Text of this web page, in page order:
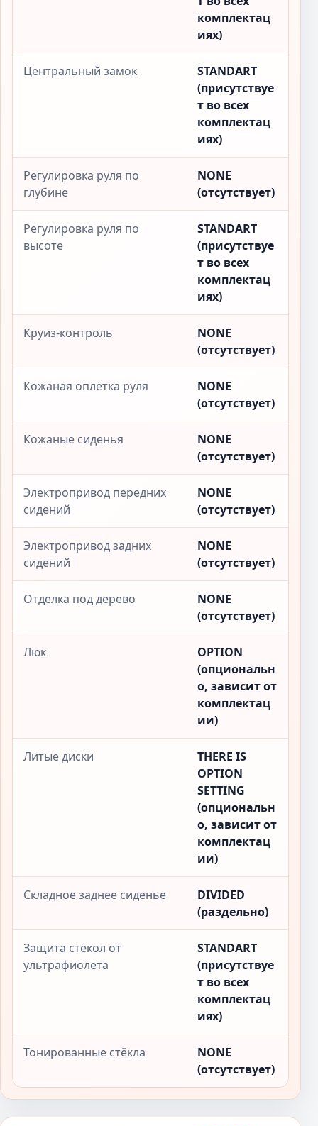
комплектац
иях)
Центральный замок
STANDART
(присутствуе
т во всех
комплектац
иях)
Регулировка руля по
глубине
NONE
(отсутствует)
Регулировка руля по
высоте
STANDART
(присутствуе
т во всех
комплектац
иях)
Круиз-контроль
NONE
(отсутствует)
Кожаная оплётка руля
NONE
(отсутствует)
Кожаные сиденья
NONE
(отсутствует)
Электропривод передних
сидений
NONE
(отсутствует)
Электропривод задних
сидений
NONE
(отсутствует)
Отделка под дерево
NONE
(отсутствует)
Люк
OPTION
(опциональн
о, зависит от
комплектац
ии)
Литые диски
THERE IS
OPTION
SETTING
(опциональн
о, зависит от
комплектац
ии)
Складное заднее сиденье
DIVIDED
(раздельно)
Защита стёкол от
ультрафиолета
STANDART
(присутствуе
т во всех
комплектац
иях)
Тонированные стёкла
NONE
(отсутствует)